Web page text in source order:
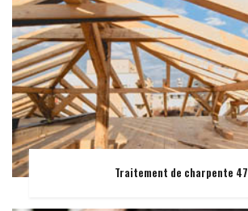
Traitement de charpente 47